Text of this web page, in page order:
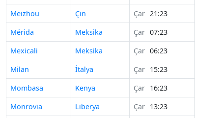
Meizhou
Çin Çar 21:23
Mérida
Meksika Çar 07:23
Mexicali
Meksika Çar 06:23
Milan
İtalya Çar 15:23
Mombasa
Kenya Çar 16:23
Monrovia
Liberya Çar 13:23